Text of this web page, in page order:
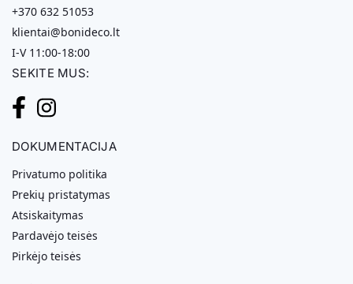
+370 632 51053
klientai@bonideco.lt
I-V 11:00-18:00
SEKITE MUS:
DOKUMENTACIJA
Privatumo politika
Prekių pristatymas
Atsiskaitymas
Pardavėjo teisės
Pirkėjo teisės